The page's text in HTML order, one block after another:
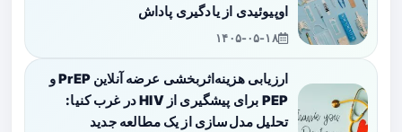
اوپیوئیدی از یادگیری پاداش
۱۴۰۵-۰۵-۱۸
ارزیابی هزینه‌اثربخشی عرضه آنلاین PrEP و
PEP برای پیشگیری از HIV در غرب کنیا:
تحلیل مدل‌سازی از یک مطالعه جدید